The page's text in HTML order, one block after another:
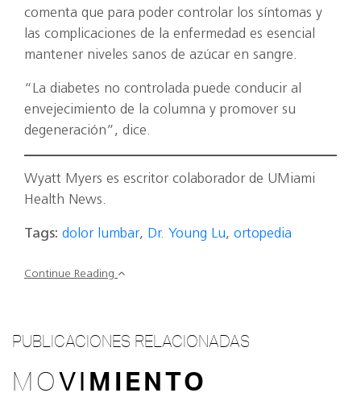
comenta que para poder controlar los síntomas y
las complicaciones de la enfermedad es esencial
mantener niveles sanos de azúcar en sangre.
“La diabetes no controlada puede conducir al
envejecimiento de la columna y promover su
degeneración”, dice.
Wyatt Myers es escritor colaborador de UMiami
Health News.
Tags: dolor lumbar, Dr. Young Lu, ortopedia
Continue Reading
PUBLICACIONES RELACIONADAS
MO VI MIENTO